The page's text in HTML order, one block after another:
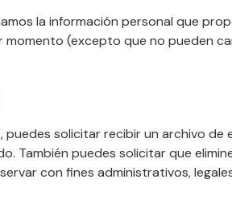
la información personal que
(excepto que no pueden
solicitar recibir un archivo
También puedes solicitar que
con fines administrativos,